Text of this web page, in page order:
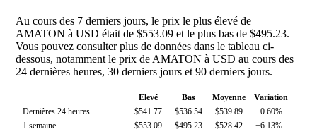
Au cours des 7 derniers jours, le prix le plus élevé de
AMATON à USD était de $553.09 et le plus bas de $495.23.
Vous pouvez consulter plus de données dans le tableau ci-
dessous, notamment le prix de AMATON à USD au cours des
24 dernières heures, 30 derniers jours et 90 derniers jours.
Elevé Bas Moyenne
Variation
Dernières 24 heures
$541.77 $536.54 $539.89
+0.60%
1 semaine
$553.09 $495.23 $528.42
+6.13%